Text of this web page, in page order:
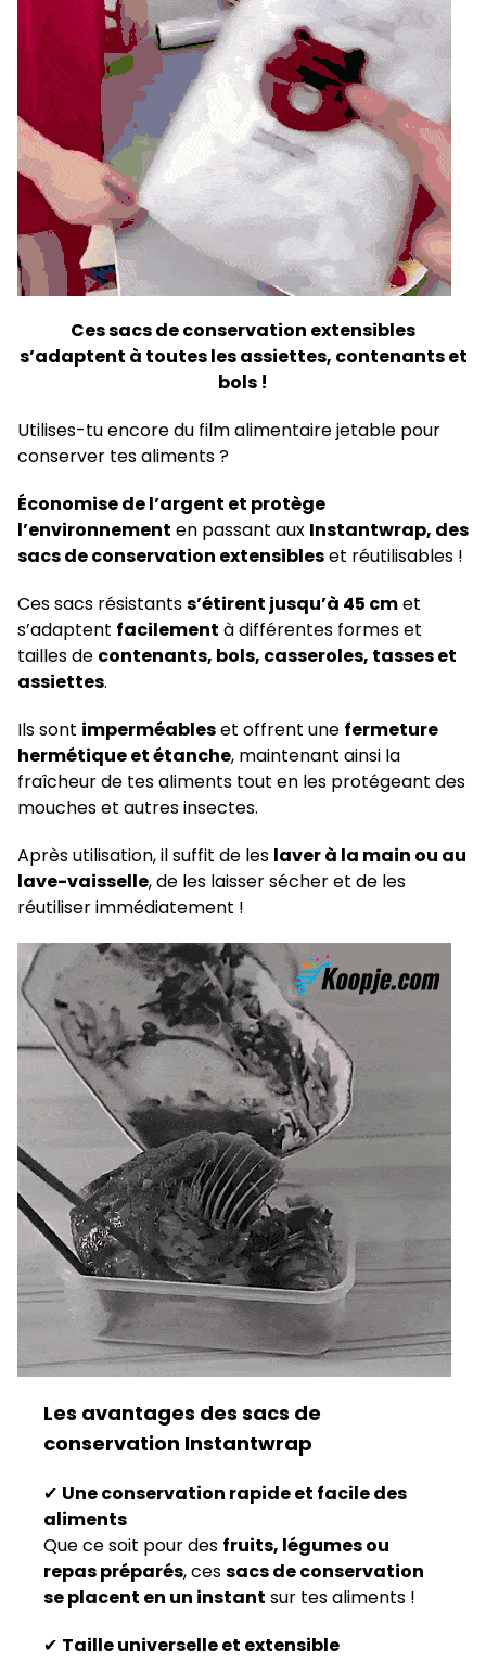
Ces sacs de conservation extensibles
s’adaptent à toutes les assiettes, contenants et
bols !
Utilises-tu encore du film alimentaire jetable pour
conserver tes aliments ?
Économise de l’argent et protège
l’environnement en passant aux Instantwrap, des
sacs de conservation extensibleset réutilisables !
Ces sacs résistantss’étirent jusqu’à 45 cmet
s’adaptent facilement à différentes formes et
tailles de contenants, bols, casseroles, tasses et
assiettes.
Ils sont imperméableset offrent une fermeture
hermétique et étanche, maintenant ainsi la
fraîcheur de tes aliments tout en les protégeant des
mouches et autres insectes.
Après utilisation, il suffit de les laver à la main ou au
lave-vaisselle, de les laisser sécher et de les
réutiliser immédiatement !
Les avantages des sacs de
conservation Instantwrap
✔ Une conservation rapide et facile des
aliments
Que ce soit pour des fruits, légumes ou
repas préparés, cessacs de conservation
se placent en un instant sur tes aliments !
✔ Taille universelle et extensible